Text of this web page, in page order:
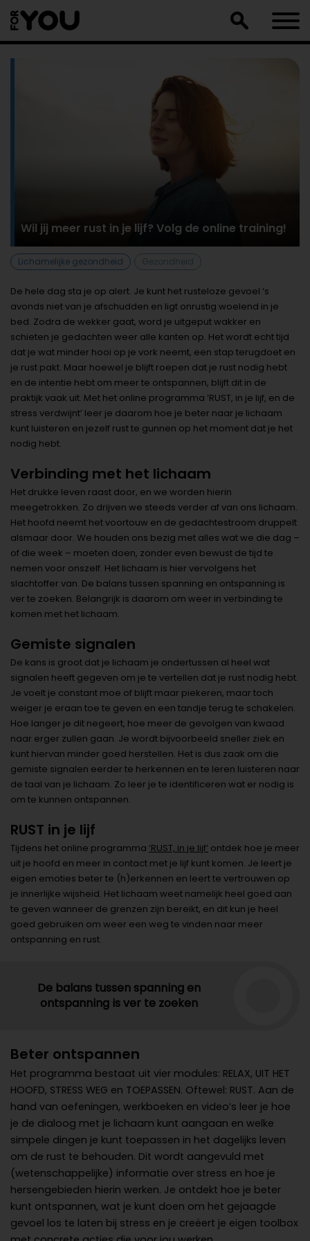
naar
artikel
Wil jij meer rust in je lijf? Volg de online training!
Lichamelijke gezondheid Gezondheid
De hele dag sta je op alert. Je kunt het rusteloze gevoel ‘s
avonds niet van je afschudden en ligt onrustig woelend in je
bed. Zodra de wekker gaat, word je uitgeput wakker en
schieten je gedachten weer alle kanten op. Het wordt echt tijd
dat je wat minder hooi op je vork neemt, een stap terugdoet en
je rust pakt. Maar hoewel je blijft roepen dat je rust nodig hebt
en de intentie hebt om meer te ontspannen, blijft dit in de
praktijk vaak uit. Met het online programma ‘RUST, in je lijf, en de
stress verdwijnt’ leer je daarom hoe je beter naar je lichaam
kunt luisteren en jezelf rust te gunnen op het moment dat je het
nodig hebt.
Verbinding met het lichaam
Het drukke leven raast door, en we worden hierin
meegetrokken. Zo drijven we steeds verder af van ons lichaam.
Het hoofd neemt het voortouw en de gedachtestroom druppelt
alsmaar door. We houden ons bezig met alles wat we die dag –
of die week – moeten doen, zonder even bewust de tijd te
nemen voor onszelf. Het lichaam is hier vervolgens het
slachtoffer van. De balans tussen spanning en ontspanning is
ver te zoeken. Belangrijk is daarom om weer in verbinding te
komen met het lichaam.
Gemiste signalen
De kans is groot dat je lichaam je ondertussen al heel wat
signalen heeft gegeven om je te vertellen dat je rust nodig hebt.
Je voelt je constant moe of blijft maar piekeren, maar toch
weiger je eraan toe te geven en een tandje terug te schakelen.
Hoe langer je dit negeert, hoe meer de gevolgen van kwaad
naar erger zullen gaan. Je wordt bijvoorbeeld sneller ziek en
kunt hiervan minder goed herstellen. Het is dus zaak om die
gemiste signalen eerder te herkennen en te leren luisteren naar
de taal van je lichaam. Zo leer je te identificeren wat er nodig is
om te kunnen ontspannen.
RUST in je lijf
Tijdens het online programma ‘RUST, in je lijf’ ontdek hoe je meer
uit je hoofd en meer in contact met je lijf kunt komen. Je leert je
eigen emoties beter te (h)erkennen en leert te vertrouwen op
je innerlijke wijsheid. Het lichaam weet namelijk heel goed aan
te geven wanneer de grenzen zijn bereikt, en dit kun je heel
goed gebruiken om weer een weg te vinden naar meer
ontspanning en rust.
De balans tussen spanning en
ontspanning is ver te zoeken
Beter ontspannen
Het programma bestaat uit vier modules: RELAX, UIT HET
HOOFD, STRESS WEG en TOEPASSEN. Oftewel: RUST. Aan de
hand van oefeningen, werkboeken en video’s leer je hoe
je de dialoog met je lichaam kunt aangaan en welke
simpele dingen je kunt toepassen in het dagelijks leven
om de rust te behouden. Dit wordt aangevuld met
(wetenschappelijke) informatie over stress en hoe je
hersengebieden hierin werken. Je ontdekt hoe je beter
kunt ontspannen, wat je kunt doen om het gejaagde
gevoel los te laten bij stress en je creëert je eigen toolbox